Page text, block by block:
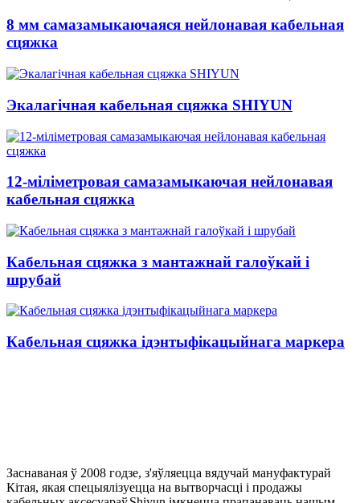
8 мм самазамыкаючаяся нейлонавая кабельная
сцяжка
Экалагічная кабельная сцяжка SHIYUN
12-міліметровая самазамыкаючая нейлонавая
кабельная сцяжка
Кабельная сцяжка з мантажнай галоўкай і
шрубай
Кабельная сцяжка ідэнтыфікацыйнага маркера
Заснаваная ў 2008 годзе, з'яўляецца вядучай мануфактурай
Кітая, якая спецыялізуецца на вытворчасці і продажы